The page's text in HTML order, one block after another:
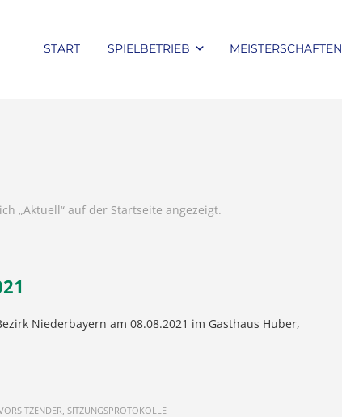
START SPIELBETRIEB MEISTERSCHAFTEN
„Aktuell“ auf der Startseite angezeigt.
Niederbayern am 08.08.2021 im Gasthaus Huber,
SITZUNGSPROTOKOLLE